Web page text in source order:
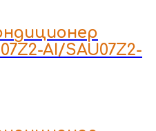
AI/SAU07Z2-